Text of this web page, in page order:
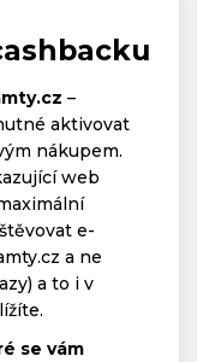
–
aktivovat
nákupem.
web
e-
a ne
a to i v
se vám